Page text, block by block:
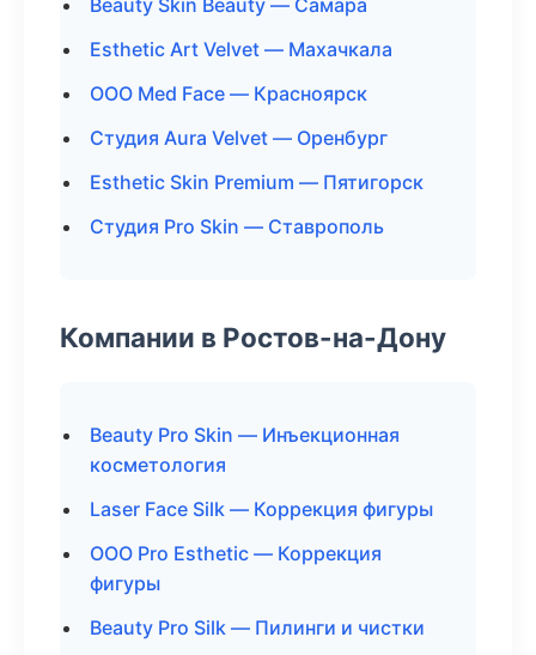
Beauty Skin Beauty — Самара
Esthetic Art Velvet — Махачкала
ООО Med Face — Красноярск
Студия Aura Velvet — Оренбург
Esthetic Skin Premium — Пятигорск
Студия Pro Skin — Ставрополь
Компании в Ростов-на-Дону
Beauty Pro Skin — Инъекционная
косметология
Laser Face Silk — Коррекция фигуры
ООО Pro Esthetic — Коррекция
фигуры
Beauty Pro Silk — Пилинги и чистки